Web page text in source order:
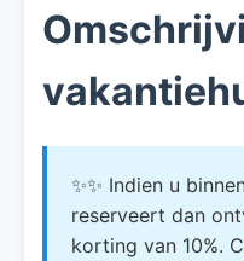
✨✨ Indien u
reserveert dan
korting van 10%.